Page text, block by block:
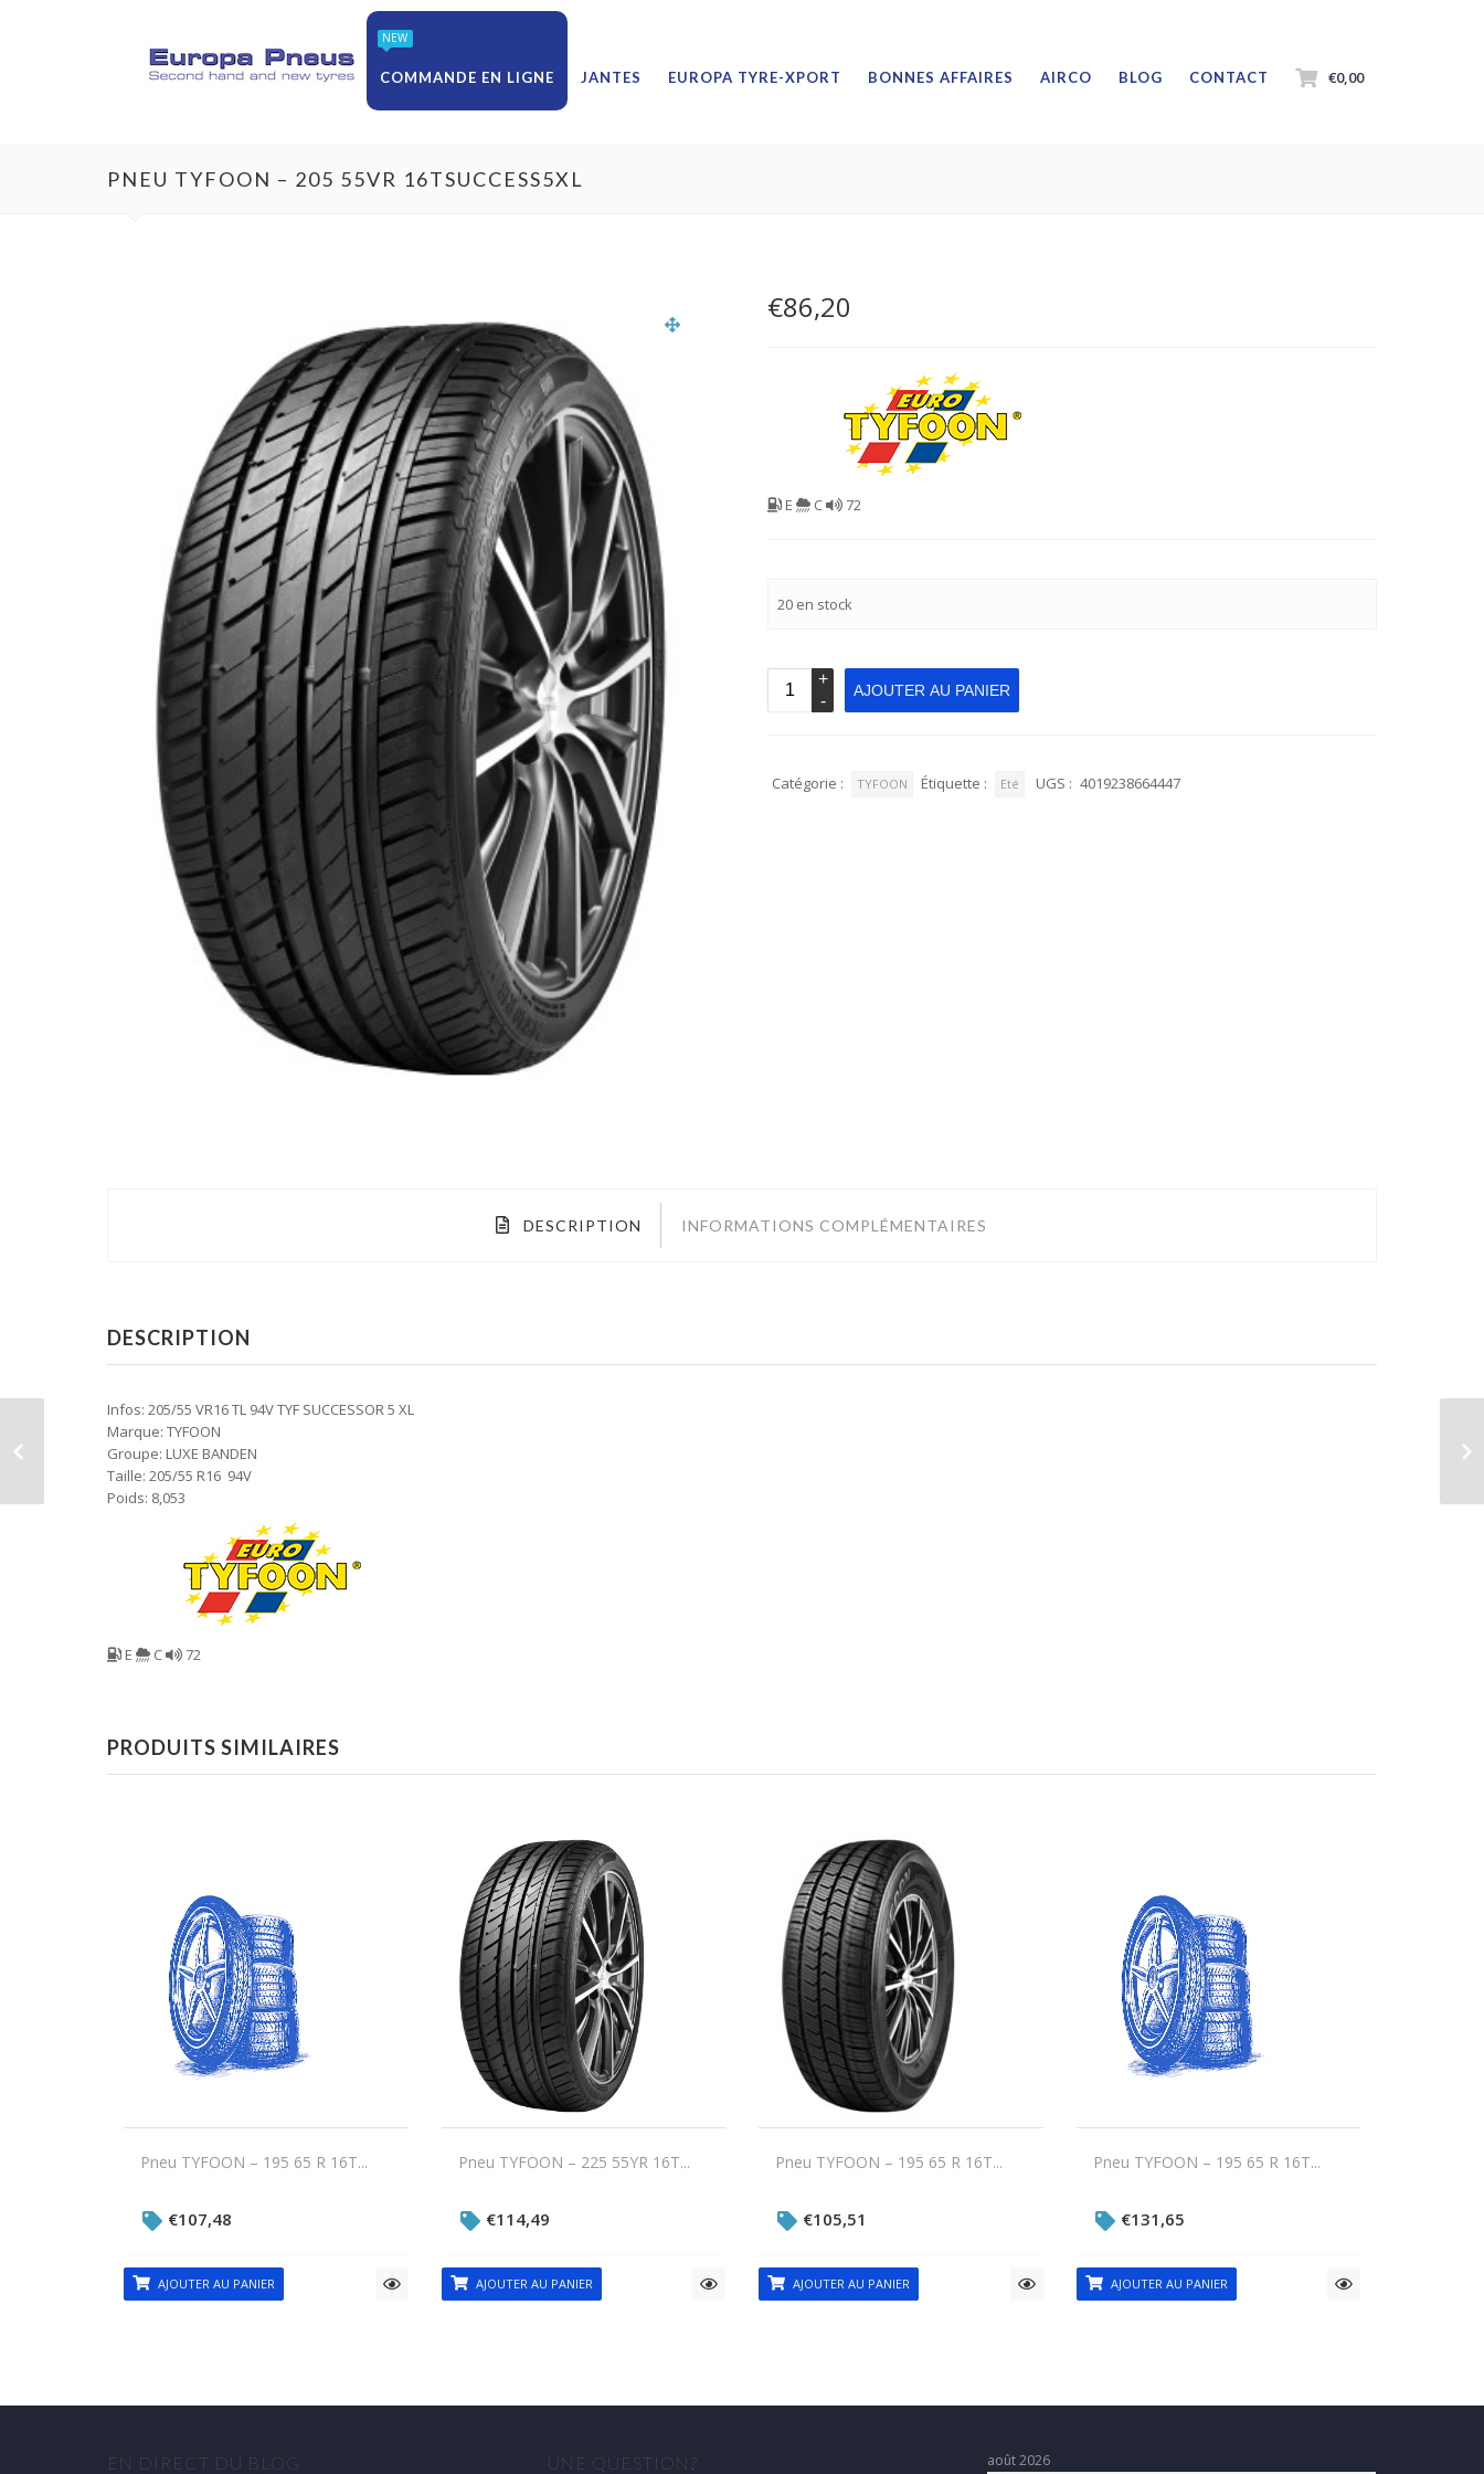
€0,00
NEW
COMMANDE EN LIGNE JANTES EUROPA TYRE-XPORT BONNES AFFAIRES AIRCO BLOG CONTACT
PNEU TYFOON – 205 55VR 16TSUCCESS5XL
€86,20
E C 72
20 en stock
AJOUTER AU PANIER
Catégorie : TYFOON Étiquette : Eté UGS : 4019238664447
DESCRIPTION INFORMATIONS COMPLÉMENTAIRES
DESCRIPTION
Infos: 205/55 VR16 TL 94V TYF SUCCESSOR 5 XL
Marque: TYFOON
Groupe: LUXE BANDEN
Taille: 205/55 R16 94V
Poids: 8,053
E C 72
PRODUITS SIMILAIRES
Pneu TYFOON – 195 65 R 16T...
€107,48
AJOUTER AU PANIER
Pneu TYFOON – 225 55YR 16T...
€114,49
AJOUTER AU PANIER
Pneu TYFOON – 195 65 R 16T...
€105,51
AJOUTER AU PANIER
Pneu TYFOON – 195 65 R 16T...
€131,65
AJOUTER AU PANIER
EN DIRECT DU BLOG UNE QUESTION? août 2026